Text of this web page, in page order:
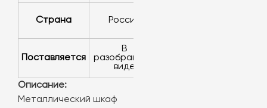
Страна Россия
Поставляется
в
разобранном
виде
Описание:
Металлический шкаф